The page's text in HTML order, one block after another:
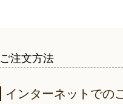
ご注文方法
インターネットでの